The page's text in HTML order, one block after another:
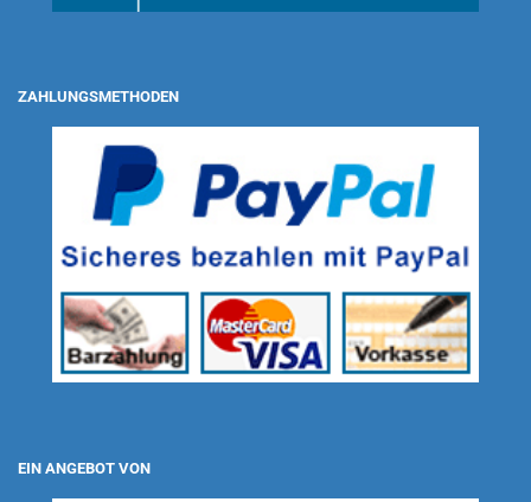
ZAHLUNGSMETHODEN
EIN ANGEBOT VON